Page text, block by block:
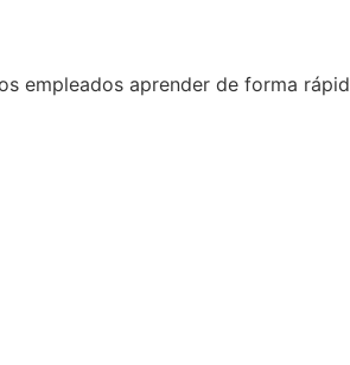
empleados aprender de forma